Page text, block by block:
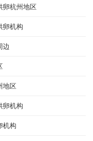
卵杭州地区
卵机构
边
地区
卵机构
机构